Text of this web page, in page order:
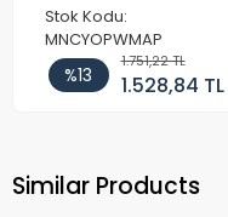
Stok Kodu:
MNCYOPWMAP
%13
1.751,22 TL
1.528,84 TL
Similar Products